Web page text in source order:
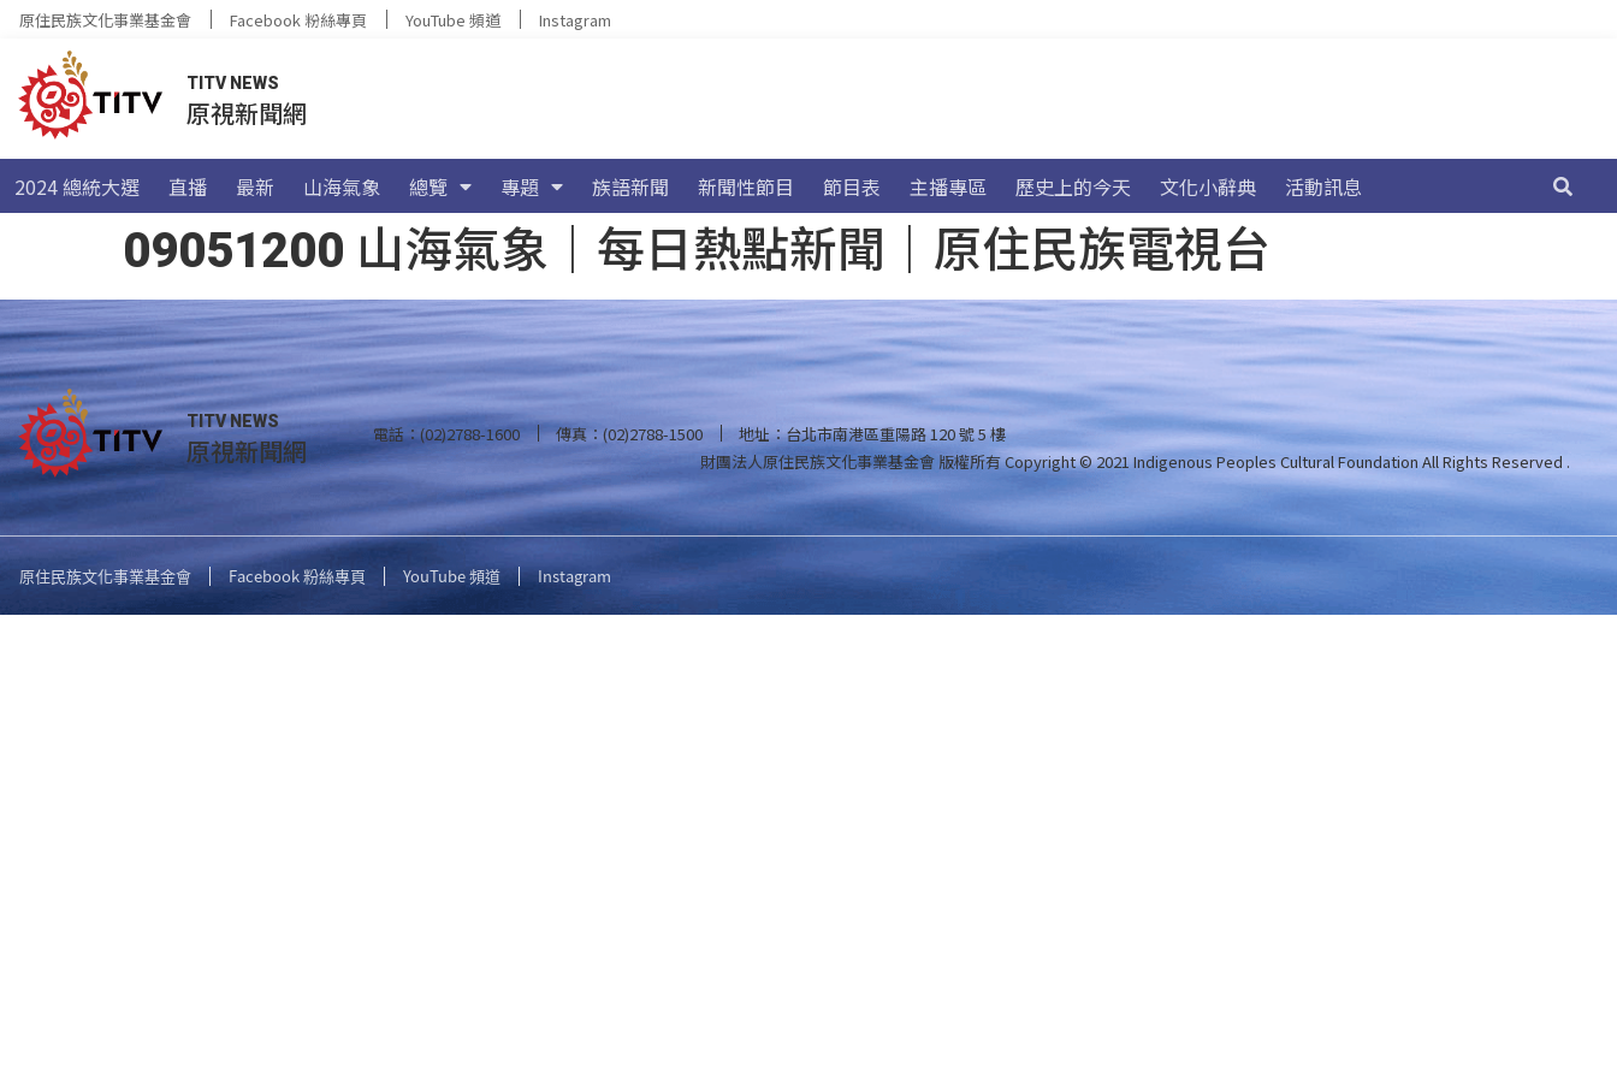
原住民族文化事業基金會 Facebook 粉絲專頁 YouTube 頻道 Instagram
TITV NEWS
原視新聞網
2024 總統大選 直播 最新 山海氣象 總覽 專題 族語新聞 新聞性節目 節目表 主播專區 歷史上的今天 文化小辭典 活動訊息
09051200 山海氣象｜每日熱點新聞｜原住民族電視台
TITV NEWS
原視新聞網 電話：(02)2788-1600 傳真：(02)2788-1500
地址：台北市南港區重陽路 120 號 5 樓
財團法人原住民族文化事業基金會 版權所有Copyright © 2021 Indigenous Peoples Cultural Foundation All Rights Reserved .
原住民族文化事業基金會 Facebook 粉絲專頁 YouTube 頻道 Instagram